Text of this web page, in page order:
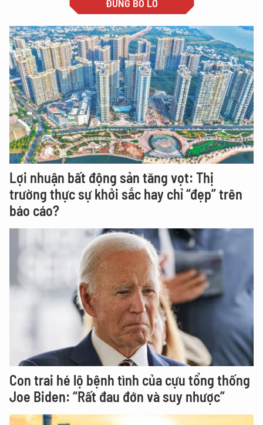
ĐỪNG BỎ LỠ
Lợi nhuận bất động sản tăng vọt: Thị
trường thực sự khởi sắc hay chỉ “đẹp” trên
báo cáo?
Con trai hé lộ bệnh tình của cựu tổng thống
Joe Biden: “Rất đau đớn và suy nhược”